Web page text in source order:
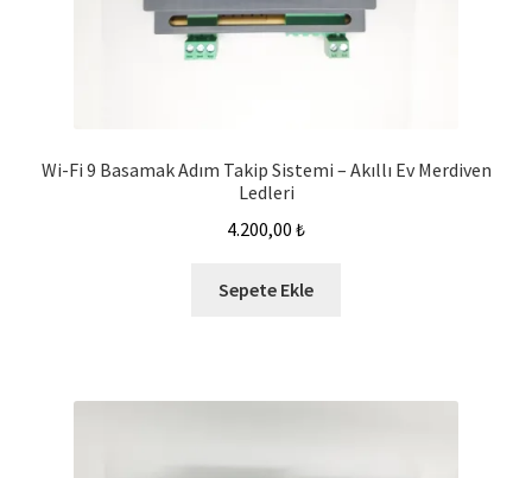
Wi-Fi 9 Basamak Adım Takip Sistemi – Akıllı Ev Merdiven
Ledleri
4.200,00 ₺
Sepete Ekle